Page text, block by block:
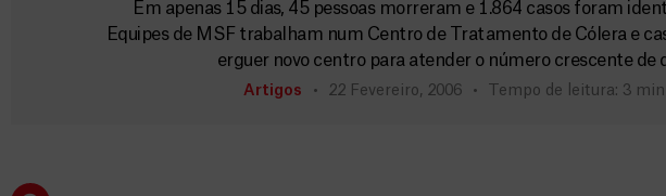
Em apenas 15 dias, 45 pessoas morreram e 1.864 casos foram
Equipes de MSF trabalham num Centro de Tratamento de Cólera e
erguer novo centro para atender o número crescente de
Artigos 22 Fevereiro, 2006 Tempo de leitura: 3